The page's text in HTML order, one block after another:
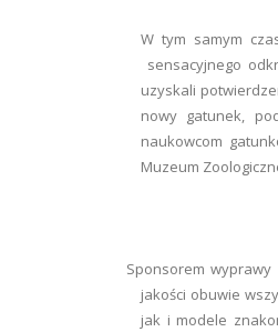
W tym samym
sensacyjnego
uzyskali
nowy gatunek,
naukowcom
Muzeum
Sponsorem
jakości obuwie
jak i modele